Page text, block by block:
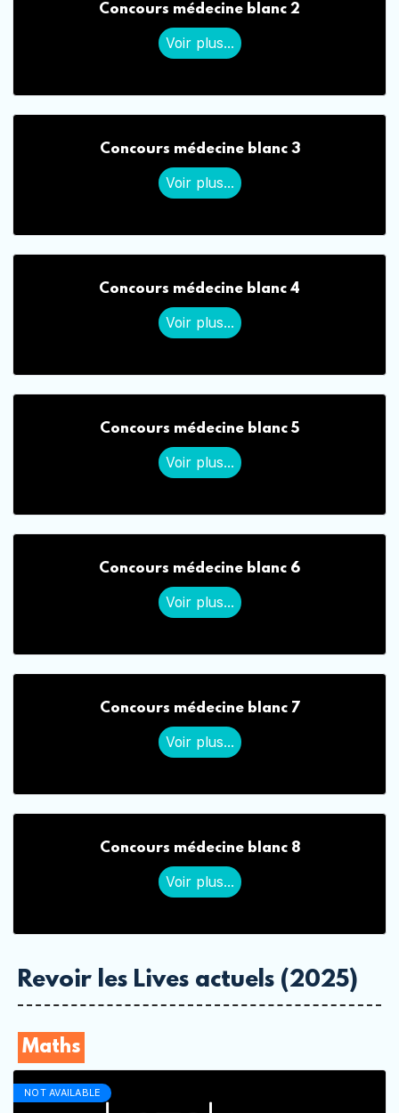
Concours médecine blanc 2
Voir plus...
Concours médecine blanc 3
Voir plus...
Concours médecine blanc 4
Voir plus...
Concours médecine blanc 5
Voir plus...
Concours médecine blanc 6
Voir plus...
Concours médecine blanc 7
Voir plus...
Concours médecine blanc 8
Voir plus...
Revoir les Lives actuels (2025)
Maths
NOT AVAILABLE